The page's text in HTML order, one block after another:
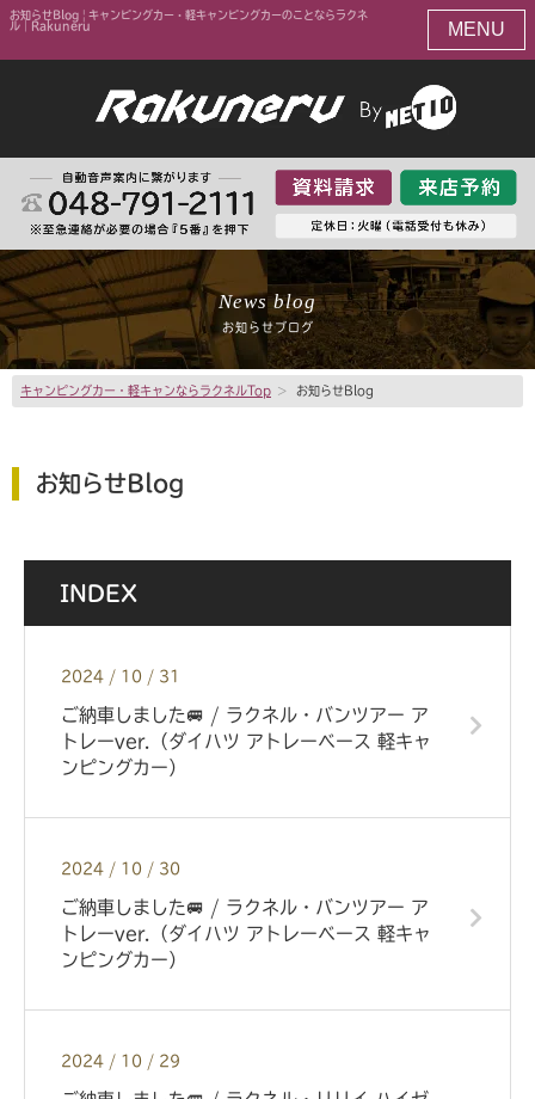
お知らせBlog | キャンピングカー・軽キャンピングカーのことならラクネ
ル｜Rakuneru
MENU
News blog
お知らせブログ
キャンピングカー・軽キャンならラクネルTop > お知らせBlog
お知らせBlog
INDEX
2024 / 10 / 31
ご納車しました🚐 / ラクネル・バンツアー ア
トレーver.（ダイハツ アトレーベース 軽キャ
ンピングカー）
2024 / 10 / 30
ご納車しました🚐 / ラクネル・バンツアー ア
トレーver.（ダイハツ アトレーベース 軽キャ
ンピングカー）
2024 / 10 / 29